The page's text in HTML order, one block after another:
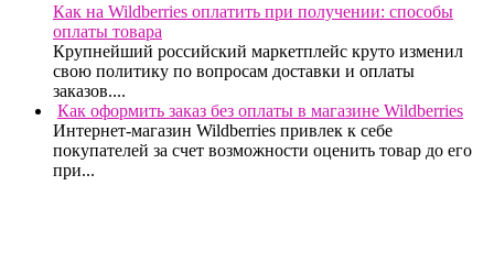
Как на Wildberries оплатить при получении: способы
оплаты товара
Крупнейший российский маркетплейс круто изменил
свою политику по вопросам доставки и оплаты
заказов....
Как оформить заказ без оплаты в магазине Wildberries
Интернет-магазин Wildberries привлек к себе
покупателей за счет возможности оценить товар до его
при...